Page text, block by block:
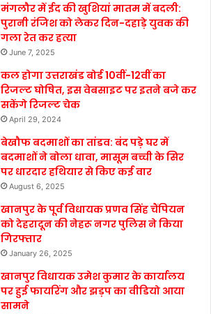
मंगलौर में ईद की खुशियां मातम में बदली:
पुरानी रंजिश को लेकर दिन-दहाड़े युवक की
गला रेत कर हत्या
June 7, 2025
कल होगा उत्तराखंड बोर्ड 10वीं-12वीं का
रिजल्ट घोषित, इस वेबसाइट पर इतने बजे कर
सकेंगे रिजल्ट चेक
April 29, 2024
बेखौफ बदमाशों का तांडव: बंद पड़े घर में
बदमाशों ने बोला धावा, मासूम बच्ची के सिर
पर धारदार हथियार से किए कई वार
August 6, 2025
खानपुर के पूर्व विधायक प्रणव सिंह चैंपियन
को देहरादून की नेहरू नगर पुलिस ने किया
गिरफ्तार
January 26, 2025
खानपुर विधायक उमेश कुमार के कार्यालय
पर हुई फायरिंग और झड़प का वीडियो आया
सामने